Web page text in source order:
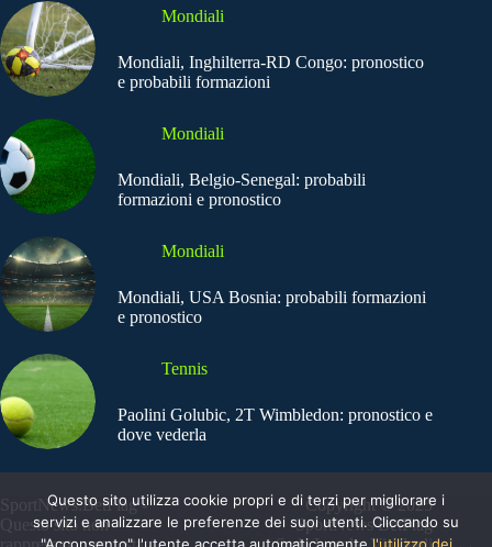
Mondiali
Mondiali, Inghilterra-RD Congo: pronostico
e probabili formazioni
Mondiali
Mondiali, Belgio-Senegal: probabili
formazioni e pronostico
Mondiali
Mondiali, USA Bosnia: probabili formazioni
e pronostico
Tennis
Paolini Golubic, 2T Wimbledon: pronostico e
dove vederla
SportNews.BetFlag -
Questo sito non
Copyright © 2025
SportNews BetFlag
Questo sito utilizza cookie propri e di terzi per migliorare i
servizi e analizzare le preferenze dei suoi utenti. Cliccando su